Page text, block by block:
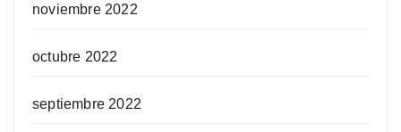
noviembre 2022
octubre 2022
septiembre 2022